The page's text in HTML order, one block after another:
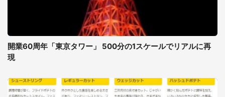
開業60周年「東京タワー」 500分の1スケールでリアルに再
現